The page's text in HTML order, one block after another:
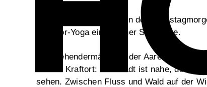
Bringen Sie Bewegung in den
Outdoor-Yoga eine Berner Stadtoase.
Das Zehendermätteli in der Aareschlaufe
wahrer Kraftort: Die Stadt ist nahe, doch
sehen. Zwischen Fluss und Wald auf der